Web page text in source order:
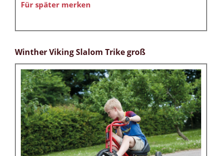
Für später merken
Winther Viking Slalom Trike groß